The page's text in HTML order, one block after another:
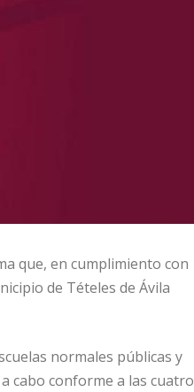
que, en cumplimiento con
de Tételes de Ávila
normales públicas y
cabo conforme a las cuatro